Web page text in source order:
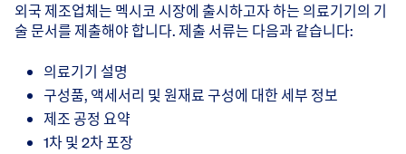
외국 제조업체는 멕시코 시장에 출시하고자 하는 의료기기의 기
술 문서를 제출해야 합니다. 제출 서류는 다음과 같습니다:
의료기기 설명
구성품, 액세서리 및 원재료 구성에 대한 세부 정보
제조 공정 요약
1차 및 2차 포장